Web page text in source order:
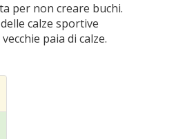
per non creare buchi.
calze sportive
paia di calze.